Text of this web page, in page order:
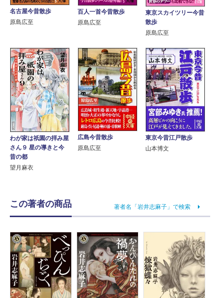
名古屋今昔散歩
原島広至
百人一首今昔散歩
原島広至
東京スカイツリー今昔
散歩
原島広至
わが家は祇園の拝み屋
さん９ 星の導きと今
昔の都
望月麻衣
広島今昔散歩
原島広至
東京今昔江戸散歩
山本博文
この著者の商品 著者名「岩井志麻子」で検索